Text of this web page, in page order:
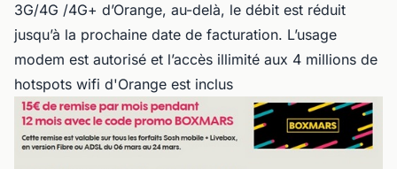
3G/4G /4G+ d’Orange, au-delà, le débit est réduit
jusqu’à la prochaine date de facturation. L’usage
modem est autorisé et l’accès illimité aux 4 millions de
hotspots wifi d'Orange est inclus